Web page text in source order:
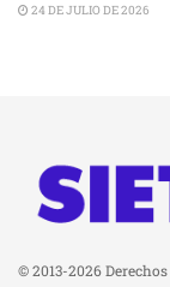
24 DE JULIO DE 2026
© 2013-2026